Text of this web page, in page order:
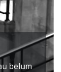
belum